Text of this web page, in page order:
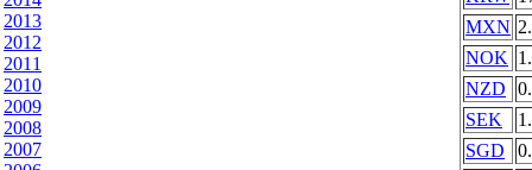
2013
2012
2011
2010
2009
2008
2007
MXN
NOK
NZD
SEK
SGD